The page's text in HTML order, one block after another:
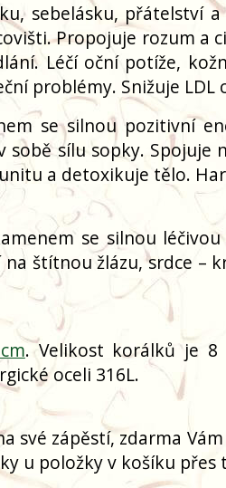
sebelásku, přátelství
Propojuje rozum a
Léčí oční potíže,
problémy. Snižuje LDL
se silnou pozitivní
sobě sílu sopky. Spojuje
a detoxikuje tělo.
se silnou
štítnou žlázu, srdce –
. Velikost korálků je 8
oceli 316L.
své zápěstí, zdarma
u položky v košíku